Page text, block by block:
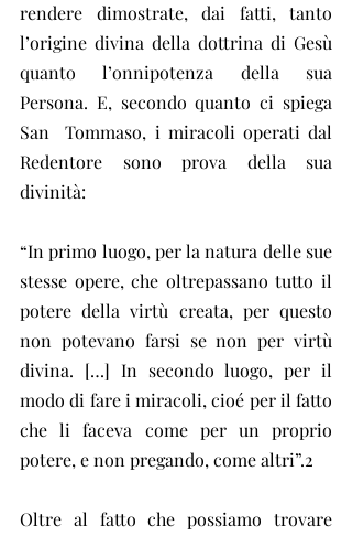
rendere dimostrate, dai fatti, tanto
l’origine divina della dottrina di Gesù
quanto l’onnipotenza della sua
Persona. E, secondo quanto ci spiega
San  Tommaso, i miracoli operati dal
Redentore sono prova della sua
divinità:
“In primo luogo, per la natura delle sue
stesse opere, che oltrepassano tutto il
potere della virtù creata, per questo
non potevano farsi se non per virtù
divina. […] In secondo luogo, per il
modo di fare i miracoli, cioé per il fatto
che li faceva come per un proprio
potere, e non pregando, come altri”.2
Oltre al fatto che possiamo trovare